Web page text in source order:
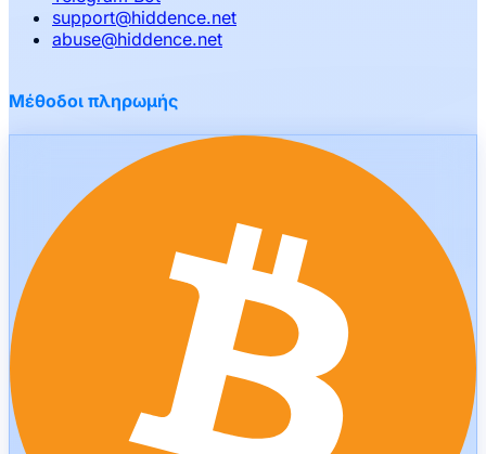
support@hiddence.net
abuse@hiddence.net
Μέθοδοι πληρωμής